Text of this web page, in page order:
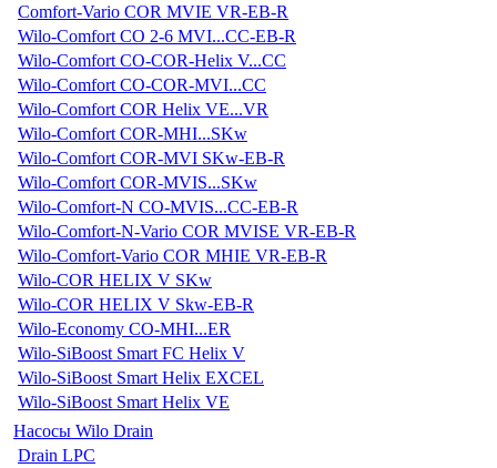
Comfort-Vario COR MVIE VR-EB-R
Wilo-Comfort CO 2-6 MVI...CC-EB-R
Wilo-Comfort CO-COR-Helix V...CC
Wilo-Comfort CO-COR-MVI...CC
Wilo-Comfort COR Helix VE...VR
Wilo-Comfort COR-MHI...SKw
Wilo-Comfort COR-MVI SKw-EB-R
Wilo-Comfort COR-MVIS...SKw
Wilo-Comfort-N CO-MVIS...CC-EB-R
Wilo-Comfort-N-Vario COR MVISE VR-EB-R
Wilo-Comfort-Vario COR MHIE VR-EB-R
Wilo-COR HELIX V SKw
Wilo-COR HELIX V Skw-EB-R
Wilo-Economy CO-MHI...ER
Wilo-SiBoost Smart FC Helix V
Wilo-SiBoost Smart Helix EXCEL
Wilo-SiBoost Smart Helix VE
Насосы Wilo Drain
Drain LPC